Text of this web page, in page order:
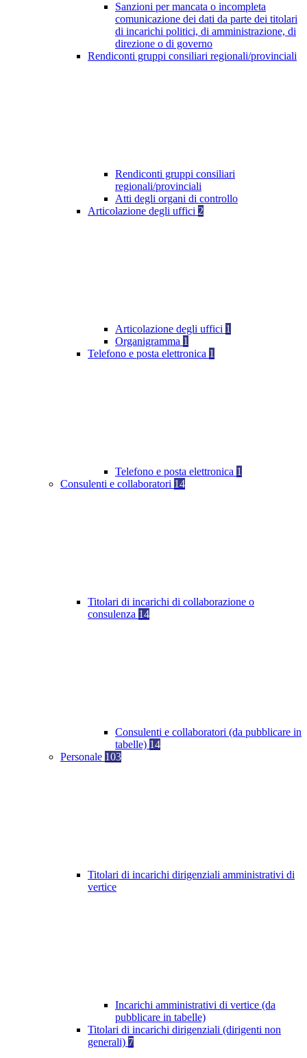
Sanzioni per mancata o incompleta
comunicazione dei dati da parte dei titolari
di incarichi politici, di amministrazione, di
direzione o di governo
Rendiconti gruppi consiliari regionali/provinciali
Rendiconti gruppi consiliari
regionali/provinciali
Atti degli organi di controllo
Articolazione degli uffici 2
Articolazione degli uffici 1
Organigramma 1
Telefono e posta elettronica 1
Telefono e posta elettronica 1
Consulenti e collaboratori 14
Titolari di incarichi di collaborazione o
consulenza 14
Consulenti e collaboratori (da pubblicare in
tabelle) 14
Personale 103
Titolari di incarichi dirigenziali amministrativi di
vertice
Incarichi amministrativi di vertice (da
pubblicare in tabelle)
Titolari di incarichi dirigenziali (dirigenti non
generali) 7